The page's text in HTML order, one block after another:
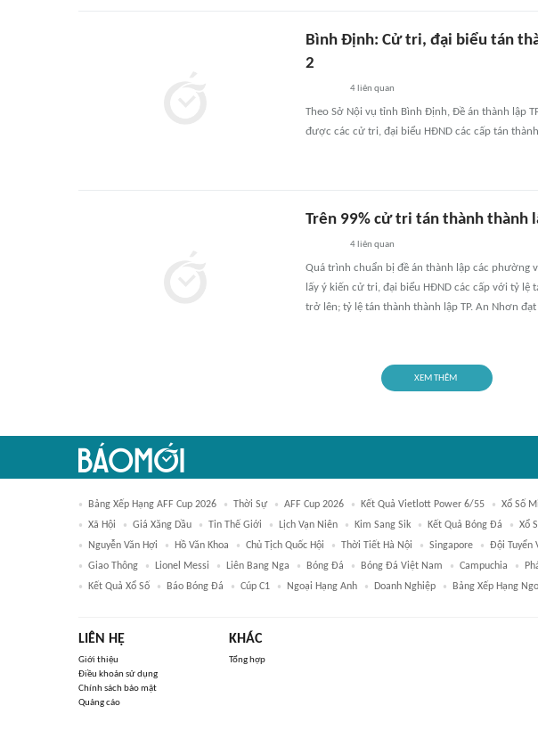
Bình Định: Cử tri, đại biểu tán
2
4 liên quan
Theo Sở Nội vụ tỉnh Bình Định, Đề án thành lập
được các cử tri, đại biểu HĐND các cấp tán
Trên 99% cử tri tán thành thành
4liên quan
Quá trình chuẩn bị đề án thành lập các phường
lấy ý kiến cử tri, đại biểu HĐND các cấp với tỷ
trở lên; tỷ lệ tán thành thành lập TP. An Nhơn đạt
XEM THÊM
Bảng Xếp Hạng AFF Cup 2026 Thời Sự AFF Cup 2026 Kết Quả Vietlott Power 6/55 Xổ Số
Xã Hội
Giá Xăng Dầu Tin Thế Giới Lịch Vạn Niên Kim Sang Sik Kết Quả Bóng Đá Xổ
Nguyễn Văn Hợi
Hồ Văn Khoa Chủ Tịch Quốc Hội Thời Tiết Hà Nội Singapore Đội Tuyển
Giao Thông
Lionel Messi Liên Bang Nga Bóng Đá Bóng Đá Việt Nam Campuchia
Kết Quả Xổ Số
Báo Bóng Đá Cúp C1 Ngoại Hạng Anh Doanh Nghiệp Bảng Xếp Hạng
LIÊN HỆ
Giới thiệu
Điều khoản sử dụng
Chính sách bảo mật
Quảng cáo
KHÁC
Tổng hợp